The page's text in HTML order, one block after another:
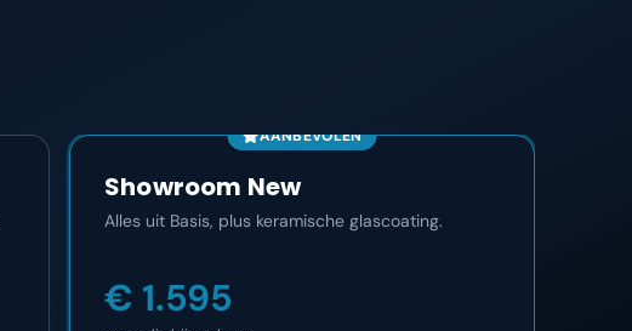
AANBEVOLEN
Showroom New
Alles uit Basis, plus keramische glascoating.
€ 1.595